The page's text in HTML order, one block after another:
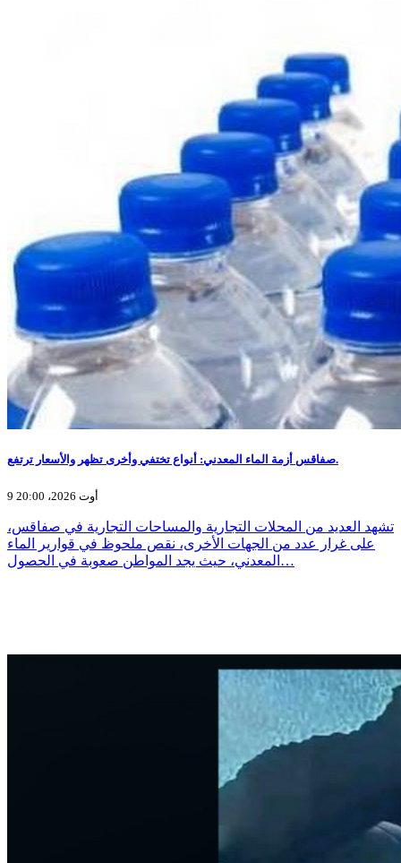
صفاقس أزمة الماء المعدني: أنواع تختفي وأخرى تظهر والأسعار ترتفع.
9 أوت 2026، 20:00
تشهد العديد من المحلات التجارية والمساحات التجارية في صفاقس،
على غرار عدد من الجهات الأخرى، نقص ملحوظ في قوارير الماء
المعدني، حيث يجد المواطن صعوبة في الحصول…